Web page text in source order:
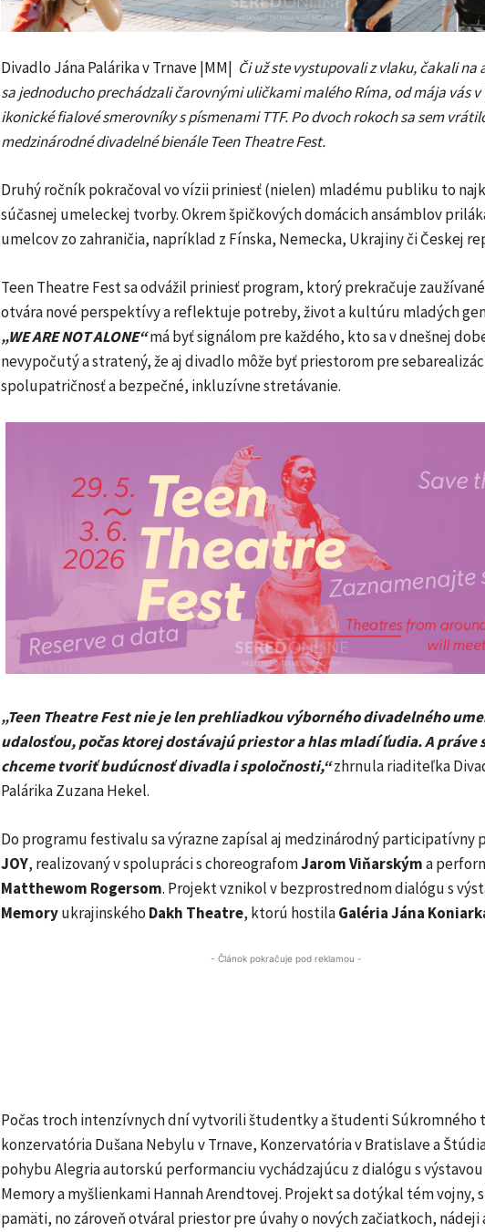
Divadlo Jána Palárika v Trnave |MM| Či už ste vystupovali z vlaku, čakali na
sa jednoducho prechádzali čarovnými uličkami malého Ríma, od mája vás
ikonické fialové smerovníky s písmenami TTF. Po dvoch rokoch sa sem
medzinárodné divadelné bienále Teen Theatre Fest.
Druhý ročník pokračoval vo vízii priniesť (nielen) mladému publiku to
súčasnej umeleckej tvorby. Okrem špičkových domácich ansámblov
umelcov zo zahraničia, napríklad z Fínska, Nemecka, Ukrajiny či Českej
Teen Theatre Fest sa odvážil priniesť program, ktorý prekračuje
otvára nové perspektívy a reflektuje potreby, život a kultúru mladých
„WE ARE NOT ALONE“má byť signálom pre každého, kto sa v dnešnej
nevypočutý a stratený, že aj divadlo môže byť priestorom pre
spolupatričnosť a bezpečné, inkluzívne stretávanie.
„Teen Theatre Fest nie je len prehliadkou výborného divadelného
udalosťou, počas ktorej dostávajú priestor a hlas mladí ľudia. A práve
chceme tvoriť budúcnosť divadla i spoločnosti,“zhrnula riaditeľka
Palárika Zuzana Hekel.
Do programu festivalu sa výrazne zapísal aj medzinárodný participatívny
JOY, realizovaný v spolupráci s choreografomJarom Viňarskýma
Matthewom Rogersom. Projekt vznikol v bezprostrednom dialógu s
Memoryukrajinského Dakh Theatre, ktorú hostilaGaléria Jána
- Článok pokračuje pod reklamou -
Počas troch intenzívnych dní vytvorili študentky a študenti Súkromného
konzervatória Dušana Nebylu v Trnave, Konzervatória v Bratislave a
pohybu Alegria autorskú performanciu vychádzajúcu z dialógu s
Memory a myšlienkami Hannah Arendtovej. Projekt sa dotýkal tém vojny,
pamäti, no zároveň otváral priestor pre úvahy o nových začiatkoch, nádeji